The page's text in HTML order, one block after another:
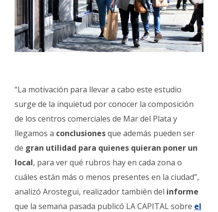
“La motivación para llevar a cabo este estudio
surge de la inquietud por conocer la composición
de los centros comerciales de Mar del Plata y
llegamos a conclusionesque además pueden ser
de gran utilidad para quienes quieran poner un
local, para ver qué rubros hay en cada zona o
cuáles están más o menos presentes en la ciudad”,
analizó Arostegui, realizador también del informe
que la semana pasada publicó LA CAPITAL sobre el